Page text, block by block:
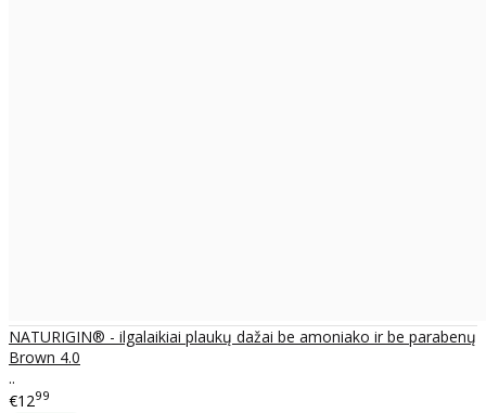
NATURIGIN® - ilgalaikiai plaukų dažai be amoniako ir be parabenų
Brown 4.0
..
€1299